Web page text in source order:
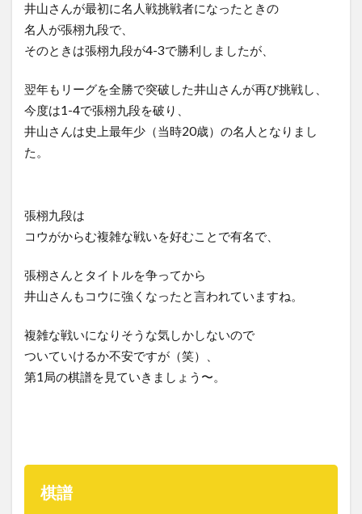
井山さんが最初に名人戦挑戦者になったときの
名人が張栩九段で、
そのときは張栩九段が4-3で勝利しましたが、
翌年もリーグを全勝で突破した井山さんが再び挑戦し、
今度は1-4で張栩九段を破り、
井山さんは史上最年少（当時20歳）の名人となりまし
た。
張栩九段は
コウがからむ複雑な戦いを好むことで有名で、
張栩さんとタイトルを争ってから
井山さんもコウに強くなったと言われていますね。
複雑な戦いになりそうな気しかしないので
ついていけるか不安ですが（笑）、
第1局の棋譜を見ていきましょう〜。
棋譜